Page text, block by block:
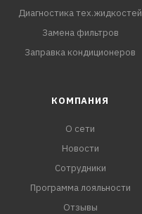
Диагностика тех.жидкостей
Замена фильтров
Заправка кондиционеров
КОМПАНИЯ
О сети
Новости
Сотрудники
Программа лояльности
Отзывы